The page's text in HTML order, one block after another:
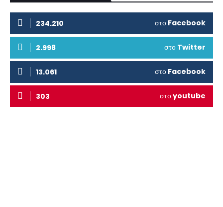
234.210 στο Facebook
2.998 στο Twitter
13.061 στο Facebook
303 στοyoutube